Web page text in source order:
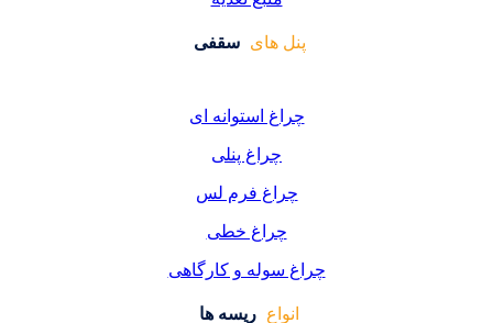
پنل های سقفی
چراغ استوانه ای
چراغ پنلی
چراغ فرم لس
چراغ خطی
چراغ سوله و کارگاهی
انواع ریسه ها